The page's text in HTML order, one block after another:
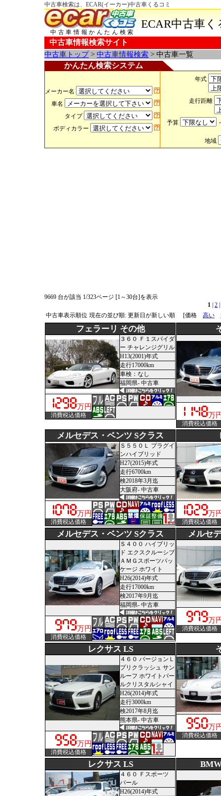
中古車検索は、ECAR(イーカー)中古車くるコミ
中古車情報かんたん検索
ECAR中古車
中古車情報検索サイト
中古車トップ> 中古車情報検索 > 中古車一覧
かんたん検索システム
メーカー名
車名
タイプ
ボディカラー
年式
走行距離
予算
地域
9669 台が該当 1/323ページ [1～30台]を表示
1 2
中古車表示順位 現在の並び順: 更新日が新しい順 [価格 高い
フェラーリ その他
３６０ Ｆ１スパイダ
ー チャレンジグリル
H13(2001)年式
走行17000km
車検：なし
福岡県- 中古車
万円
消費税込価格 万
消費税込価格
メルセデス・ベンツ Sクラス
Ｓ５５０Ｌ プラグイ
ンハイブリッド
H27(2015)年式
走行6700km
検2018年3月迄
大阪府- 中古車
万円
消費税込価格
万
消費税込価格
メルセデス・ベンツ Sクラス
Ｓ４００ ハイブリッ
ド エクスクルーシブ
ＡＭＧスポーツパッ
ケージ ホワイト
H26(2014)年式
走行17000km
検2017年9月迄
福岡県- 中古車
万円
消費税込価格
メルセ
万
消費税込価格
レクサス LS
４６０ バージョンＬ
プリクラッシュ サン
ルーフ ホワイトパー
ルクリスタルシャイ
H26(2014)年式
走行3000km
検2017年8月迄
熊本県- 中古車
万円
消費税込価格
万
消費税込価格
レクサス LS
４６０ Ｆスポーツ
パール
H26(2014)年式